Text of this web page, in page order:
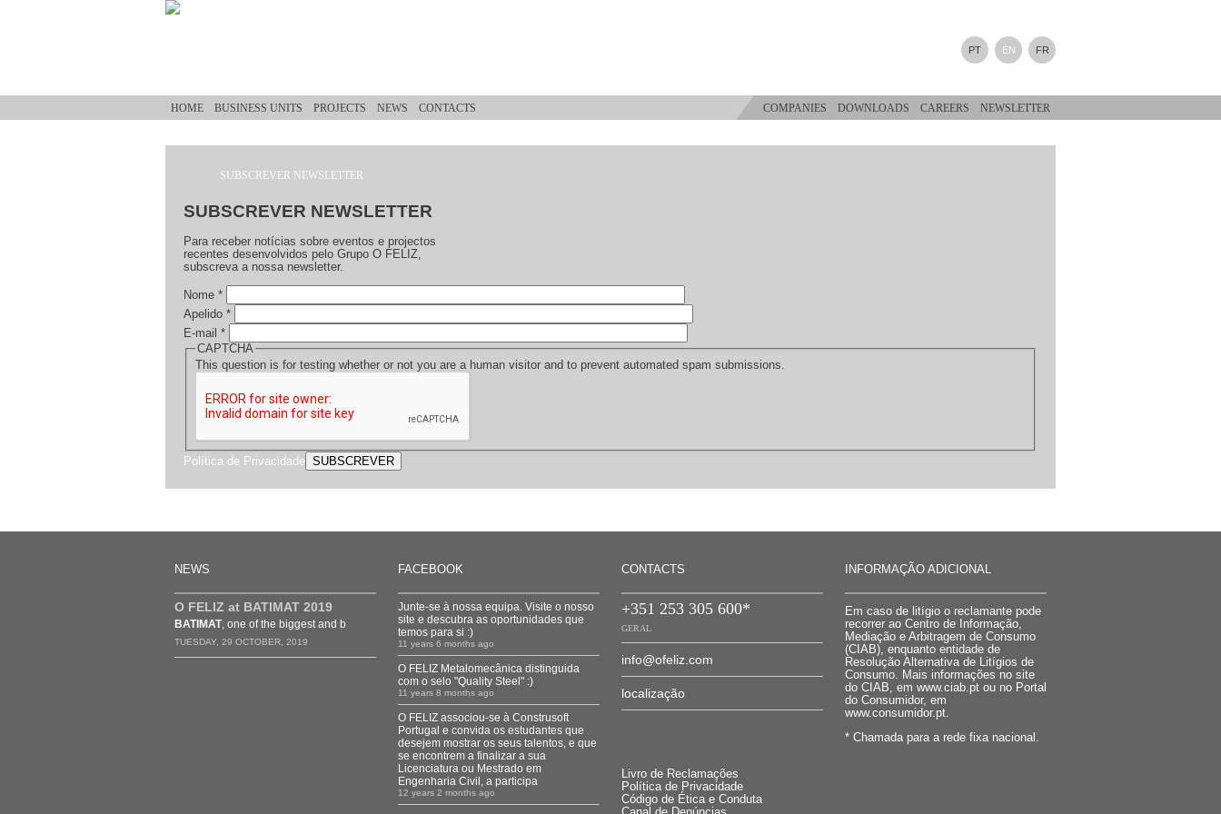
PT EN FR
HOME BUSINESS UNITS PROJECTS NEWS CONTACTS COMPANIES DOWNLOADS CAREERS NEWSLETTER
SUBSCREVER NEWSLETTER
SUBSCREVER NEWSLETTER
Para receber notícias sobre eventos e projectos
recentes desenvolvidos pelo Grupo O FELIZ,
subscreva a nossa newsletter.
Nome *
Apelido *
E-mail *
CAPTCHA
This question is for testing whether or not you are a human visitor and to prevent automated spam submissions.
Política de Privacidade
NEWS
O FELIZ at BATIMAT 2019
BATIMAT, one of the biggest and b
TUESDAY, 29 OCTOBER, 2019
FACEBOOK
Junte-se à nossa equipa. Visite o nosso
site e descubra as oportunidades que
temos para si :)
11 years 6 months ago
O FELIZ Metalomecânica distinguida
com o selo "Quality Steel" :)
11 years 8 months ago
O FELIZ associou-se à Construsoft
Portugal e convida os estudantes que
desejem mostrar os seus talentos, e que
se encontrem a finalizar a sua
Licenciatura ou Mestrado em
Engenharia Civil, a participa
12 years 2 months ago
CONTACTS
+351 253 305 600*
GERAL
info@ofeliz.com
localização
INFORMAÇÃO ADICIONAL
Em caso de litígio o reclamante pode
recorrer ao Centro de Informação,
Mediação e Arbitragem de Consumo
(CIAB), enquanto entidade de
Resolução Alternativa de Litígios de
Consumo. Mais informações no site
do CIAB, em www.ciab.pt ou no Portal
do Consumidor, em
www.consumidor.pt.
* Chamada para a rede fixa nacional.
Livro de Reclamações
Política de Privacidade
Código de Ética e Conduta